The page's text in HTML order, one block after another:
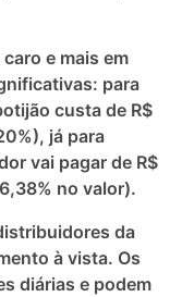
e mais em
para
custa de R$
já para
vai pagar de R$
no valor).
da
à vista. Os
diárias e podem